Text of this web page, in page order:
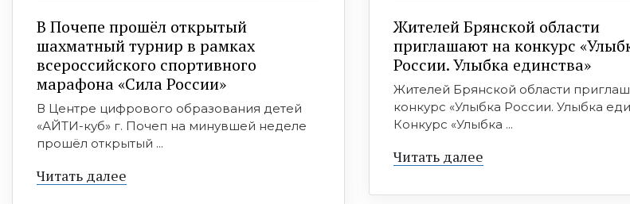
В Почепе прошёл открытый
шахматный турнир в рамках
всероссийского спортивного
марафона «Сила России»
В Центре цифрового образования детей
«АЙТИ-куб» г. Почеп на минувшей неделе
прошёл открытый ...
Читать далее
Жителей Брянской области
приглашают на конкурс
России. Улыбка единства»
Жителей Брянской области
конкурс «Улыбка России. Улыбка
Конкурс «Улыбка ...
Читать далее